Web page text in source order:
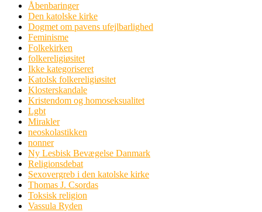
Åbenbaringer
Den katolske kirke
Dogmet om pavens ufejlbarlighed
Feminisme
Folkekirken
folkereligiøsitet
Ikke kategoriseret
Katolsk folkereligiøsitet
Klosterskandale
Kristendom og homoseksualitet
Lgbt
Mirakler
neoskolastikken
nonner
Ny Lesbisk Bevægelse Danmark
Religionsdebat
Sexovergreb i den katolske kirke
Thomas J. Csordas
Toksisk religion
Vassula Ryden